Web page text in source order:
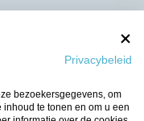
van het “Contact”-
de “Het Team”-link.
Privacybeleid
bezoekersgegevens, om
te tonen en om u een